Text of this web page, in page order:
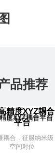
品推荐
精度XYZ耦合
平台
耦合，征服纳米级
空间对位